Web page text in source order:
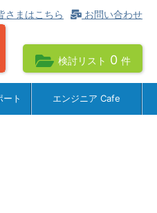
お問い合わせ
さまはこちら
検討リスト 0 件
ート エンジニア Cafe